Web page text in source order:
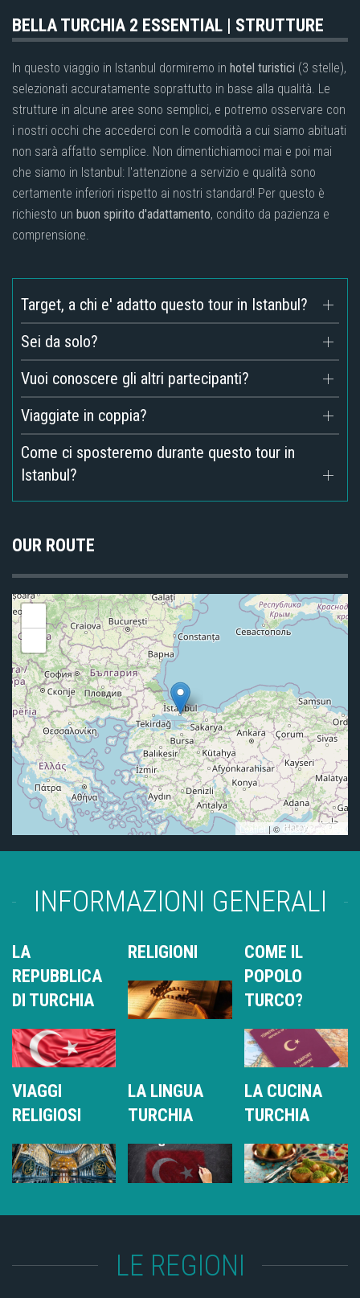
BELLA TURCHIA 2 ESSENTIAL | STRUTTURE
In questo viaggio in Istanbul dormiremo in hotel turistici (3 stelle),
selezionati accuratamente soprattutto in base alla qualità. Le
strutture in alcune aree sono semplici, e potremo osservare con
i nostri occhi che accederci con le comodità a cui siamo abituati
non sarà affatto semplice. Non dimentichiamoci mai e poi mai
che siamo in Istanbul: l'attenzione a servizio e qualità sono
certamente inferiori rispetto ai nostri standard! Per questo è
richiesto un buon spirito d'adattamento, condito da pazienza e
comprensione.
Target, a chi e' adatto questo tour in Istanbul?
Sei da solo?
Vuoi conoscere gli altri partecipanti?
Viaggiate in coppia?
Come ci sposteremo durante questo tour in
Istanbul?
OUR ROUTE
Leaflet | © OpenStreetMap
INFORMAZIONI GENERALI
LA
REPUBBLICA
DI TURCHIA
RELIGIONI
COME IL
POPOLO
TURCO?
VIAGGI
RELIGIOSI
LA LINGUA
TURCHIA
LA CUCINA
TURCHIA
LE REGIONI